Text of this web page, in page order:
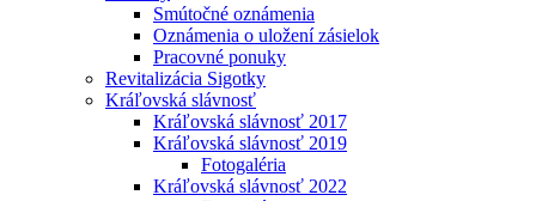
Smútočné oznámenia
Oznámenia o uložení zásielok
Pracovné ponuky
Revitalizácia Sigotky
Kráľovská slávnosť
Kráľovská slávnosť 2017
Kráľovská slávnosť 2019
Fotogaléria
Kráľovská slávnosť 2022